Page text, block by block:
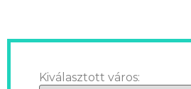
Kiválasztott város: